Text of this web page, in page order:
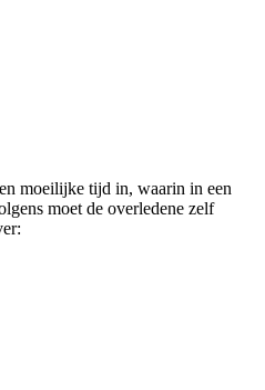
moeilijke tijd in, waarin in een
moet de overledene zelf